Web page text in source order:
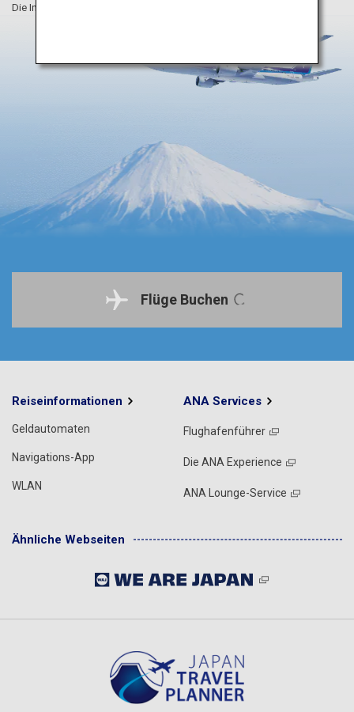
Die Informationen auf dieser Webseite sind vom August 2019.
Flüge Buchen
Reiseinformationen
Geldautomaten
Navigations-App
WLAN
ANA Services
Flughafenführer
Die ANA Experience
ANA Lounge-Service
Ähnliche Webseiten